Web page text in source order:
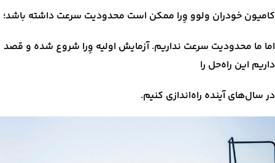
کامیون خودران ولوو وِرا ممکن است محدودیت سرعت داشته باشد؛
اما ما محدودیت سرعت نداریم. آزمایش اولیه وِرا شروع شده و قصد
داریم این راه‌حل را
در سال‌های آینده راه‌اندازی کنیم.